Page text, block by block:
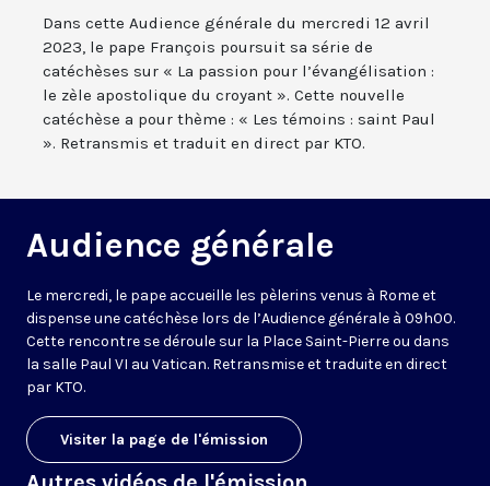
Dans cette Audience générale du mercredi 12 avril
2023, le pape François poursuit sa série de
catéchèses sur « La passion pour l’évangélisation :
le zèle apostolique du croyant ». Cette nouvelle
catéchèse a pour thème : « Les témoins : saint Paul
». Retransmis et traduit en direct par KTO.
Audience générale
Le mercredi, le pape accueille les pèlerins venus à Rome et
dispense une catéchèse lors de l’Audience générale à 09h00.
Cette rencontre se déroule sur la Place Saint-Pierre ou dans
la salle Paul VI au Vatican. Retransmise et traduite en direct
par KTO.
Visiter la page de l'émission